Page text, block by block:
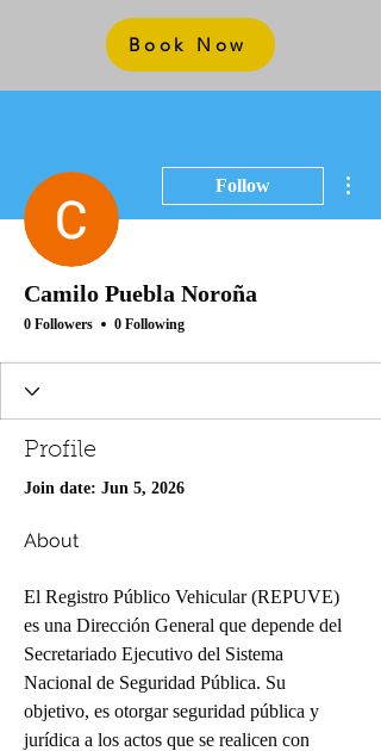
Book Now
Follow
Camilo Puebla Noroña
0 Followers 0 Following
Profile
Join date: Jun 5, 2026
About
El Registro Público Vehicular (REPUVE)
es una Dirección General que depende del
Secretariado Ejecutivo del Sistema
Nacional de Seguridad Pública. Su
objetivo, es otorgar seguridad pública y
jurídica a los actos que se realicen con